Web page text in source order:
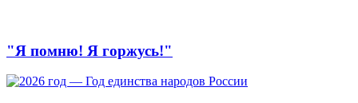
"Я помню! Я горжусь!"